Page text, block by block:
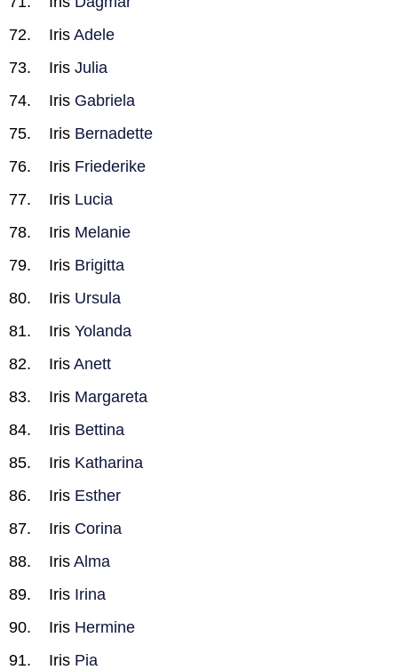
Iris Adele
Iris Julia
Iris Gabriela
Iris Bernadette
Iris Friederike
Iris Lucia
Iris Melanie
Iris Brigitta
Iris Ursula
Iris Yolanda
Iris Anett
Iris Margareta
Iris Bettina
Iris Katharina
Iris Esther
Iris Corina
Iris Alma
Iris Irina
Iris Hermine
Iris Pia